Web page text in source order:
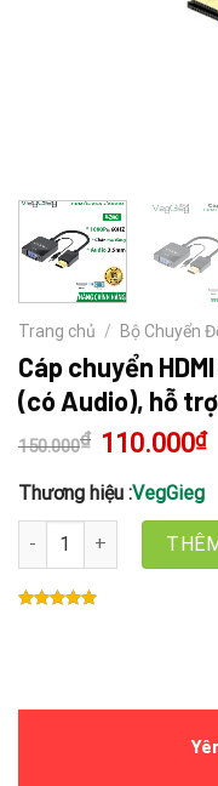
Trang chủ / Bộ Chuyển
Cáp chuyển
(có Audio), hỗ trợ
150.000₫
Giá
gốc
150.000₫.
110.000₫
Thương hiệu :VegGieg
Cáp chuyển HDMI sang